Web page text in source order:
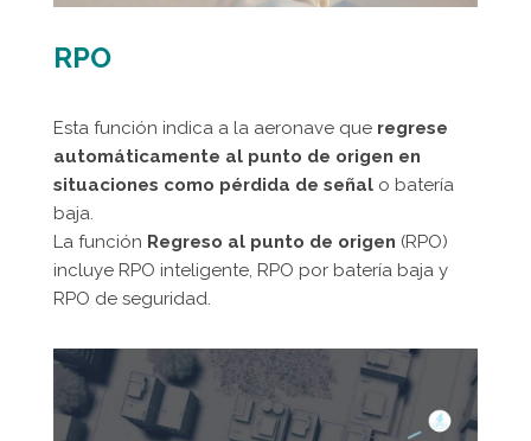
RPO
Esta función indica a la aeronave que regrese
automáticamente al punto de origen en
situaciones como pérdida de señal o batería
baja.
La función Regreso al punto de origen (RPO)
incluye RPO inteligente, RPO por batería baja y
RPO de seguridad.